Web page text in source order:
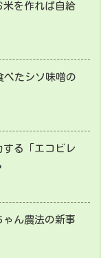
米を作れば自給
べたシソ味噌の
る「エコビレ
ゃん農法の新事